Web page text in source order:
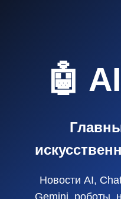
🤖
Новости AI,
Gemini, роботы,